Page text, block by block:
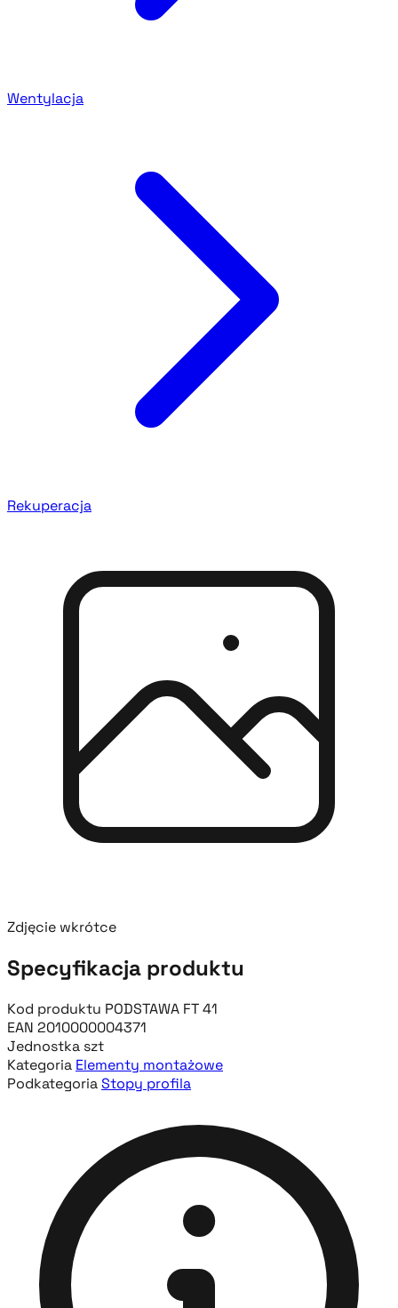
Wentylacja
Rekuperacja
Zdjęcie wkrótce
Specyfikacja produktu
Kod produktu PODSTAWA FT 41
EAN 2010000004371
Jednostka szt
Kategoria Elementy montażowe
PodkategoriaStopy profila